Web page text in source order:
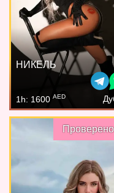
НИКЕЛЬ
1h: 1600 AED
Проверено